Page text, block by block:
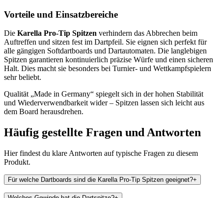
Vorteile und Einsatzbereiche
Die Karella Pro-Tip Spitzen verhindern das Abbrechen beim
Auftreffen und sitzen fest im Dartpfeil. Sie eignen sich perfekt für
alle gängigen Softdartboards und Dartautomaten. Die langlebigen
Spitzen garantieren kontinuierlich präzise Würfe und einen sicheren
Halt. Dies macht sie besonders bei Turnier- und Wettkampfspielern
sehr beliebt.
Qualität „Made in Germany“ spiegelt sich in der hohen Stabilität
und Wiederverwendbarkeit wider – Spitzen lassen sich leicht aus
dem Board herausdrehen.
Häufig gestellte Fragen undAntworten
Hier findest du klare Antworten auf typische Fragen zu diesem
Produkt.
Für welche Dartboards sind die Karella Pro-Tip Spitzen geeignet?+